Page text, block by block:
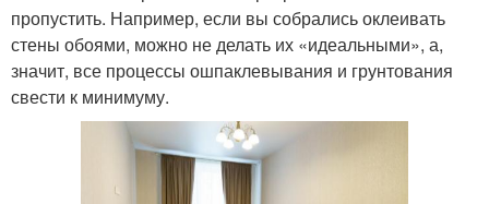
пропустить. Например, если вы собрались оклеивать
стены обоями, можно не делать их «идеальными», а,
значит, все процессы ошпаклевывания и грунтования
свести к минимуму.